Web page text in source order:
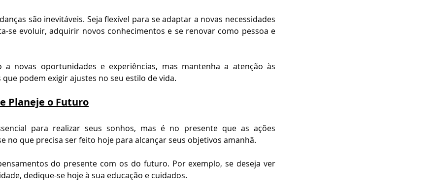
são inevitáveis. Seja flexível para se adaptar a novas necessidades
se evoluir, adquirir novos conhecimentos e se renovar como pessoa e
a novas oportunidades e experiências, mas mantenha a atenção às
podem exigir ajustes no seu estilo de vida.
Planeje o Futuro
para realizar seus sonhos, mas é no presente que as ações
no que precisa ser feito hoje para alcançar seus objetivos amanhã.
do presente com os do futuro. Por exemplo, se deseja ver
dedique-se hoje à sua educação e cuidados.